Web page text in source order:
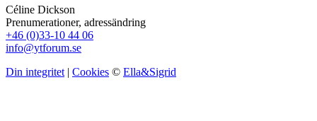
Céline Dickson
Prenumerationer, adressändring
+46 (0)33-10 44 06
info@ytforum.se
Din integritet | Cookies © Ella&Sigrid